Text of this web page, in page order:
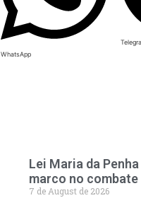
WhatsApp
Lei Maria da
marco no
7 de August de 2026